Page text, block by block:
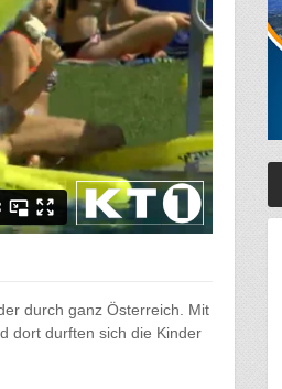
durch ganz Österreich. Mit
dort durften sich die Kinder